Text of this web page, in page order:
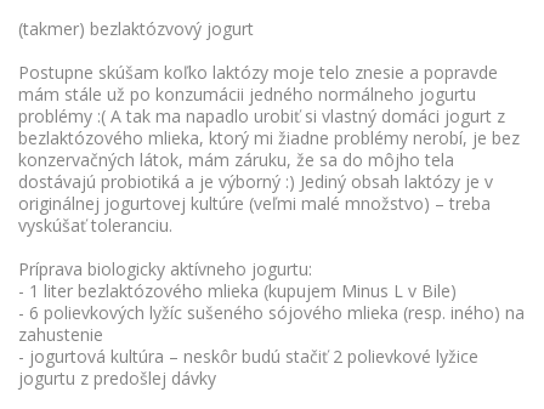
(takmer) bezlaktózvový jogurt
Postupne skúšam koľko laktózy moje telo znesie a popravde
mám stále už po konzumácii jedného normálneho jogurtu
problémy :( A tak ma napadlo urobiť si vlastný domáci jogurt z
bezlaktózového mlieka, ktorý mi žiadne problémy nerobí, je bez
konzervačných látok, mám záruku, že sa do môjho tela
dostávajú probiotiká a je výborný :) Jediný obsah laktózy je v
originálnej jogurtovej kultúre (veľmi malé množstvo) – treba
vyskúšať toleranciu.
Príprava biologicky aktívneho jogurtu:
- 1 liter bezlaktózového mlieka (kupujem Minus L v Bile)
- 6 polievkových lyžíc sušeného sójového mlieka (resp. iného) na
zahustenie
- jogurtová kultúra – neskôr budú stačiť 2 polievkové lyžice
jogurtu z predošlej dávky